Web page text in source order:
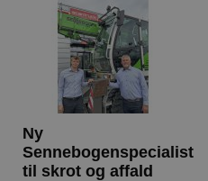
Ny
Sennebogenspecialist
til skrot og affald